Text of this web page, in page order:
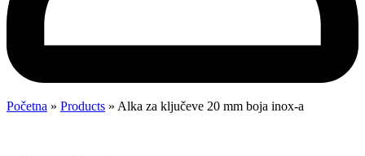
Početna » Products » Alka za ključeve 20 mm boja inox-a